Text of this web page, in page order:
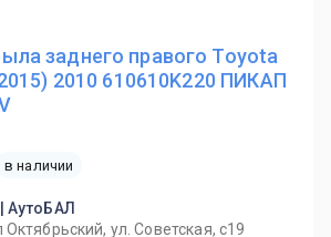
заднего правого Toyota
2010 610610K220 ПИКАП
в наличии
АутоБАЛ
ул. Советская, с19